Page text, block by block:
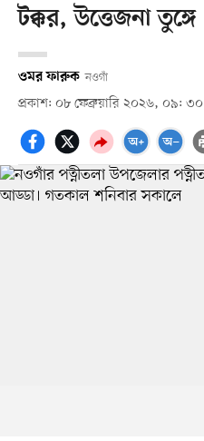
টক্কর, উত্তেজনা তুঙ্গে
ওমর ফারুক নওগাঁ
প্রকাশ: ০৮ ফেব্রুয়ারি ২০২৬, ০৯: ৩০